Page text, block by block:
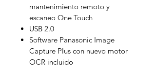
mantenimiento remoto y
escaneo One Touch
USB 2.0
Software Panasonic Image
Capture Plus con nuevo motor
OCR incluido